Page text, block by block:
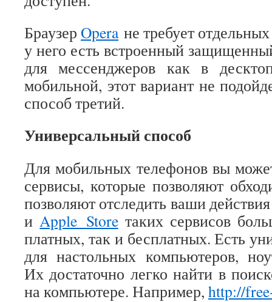
Браузер Operaне требует
у него есть встроенный
для мессенджеров как в
мобильной, этот вариант не
способ третий.
Универсальный способ
Для мобильных телефонов вы
сервисы, которые позволяют
позволяют отследить ваши
иApple Storeтаких сервисов
платных, так и бесплатных. Есть
для настольных компьютеров,
Их достаточно легко найти в
на компьютере. Например, http://